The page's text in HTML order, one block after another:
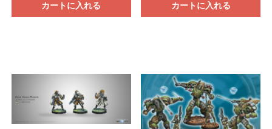
カートに入れる カートに入れる